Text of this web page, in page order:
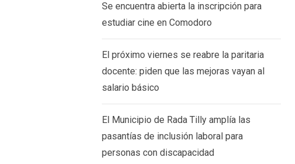
Se encuentra abierta la inscripción para
estudiar cine en Comodoro
El próximo viernes se reabre la paritaria
docente: piden que las mejoras vayan al
salario básico
El Municipio de Rada Tilly amplía las
pasantías de inclusión laboral para
personas con discapacidad